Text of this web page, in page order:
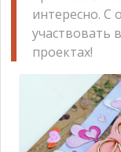
интересно. С
участвовать
проектах!